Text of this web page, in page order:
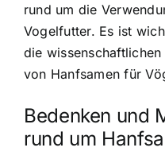
rund um die
Vogelfutter. Es ist
die
von Hanfsamen für
Bedenken und
rund um